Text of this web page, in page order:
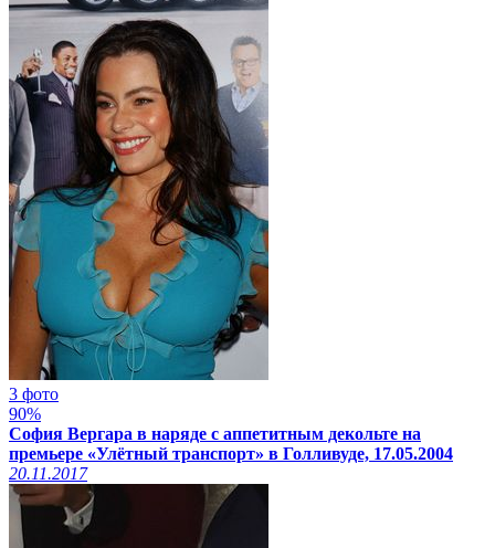
3 фото
90%
София Вергара в наряде с аппетитным декольте на
премьере «Улётный транспорт» в Голливуде, 17.05.2004
20.11.2017